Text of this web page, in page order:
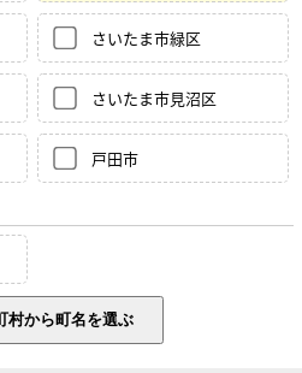
さいたま市緑区
さいたま市見沼区
戸田市